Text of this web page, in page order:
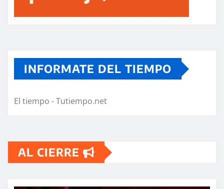
INFORMATE DEL TIEMPO
El tiempo - Tutiempo.net
AL CIERRE